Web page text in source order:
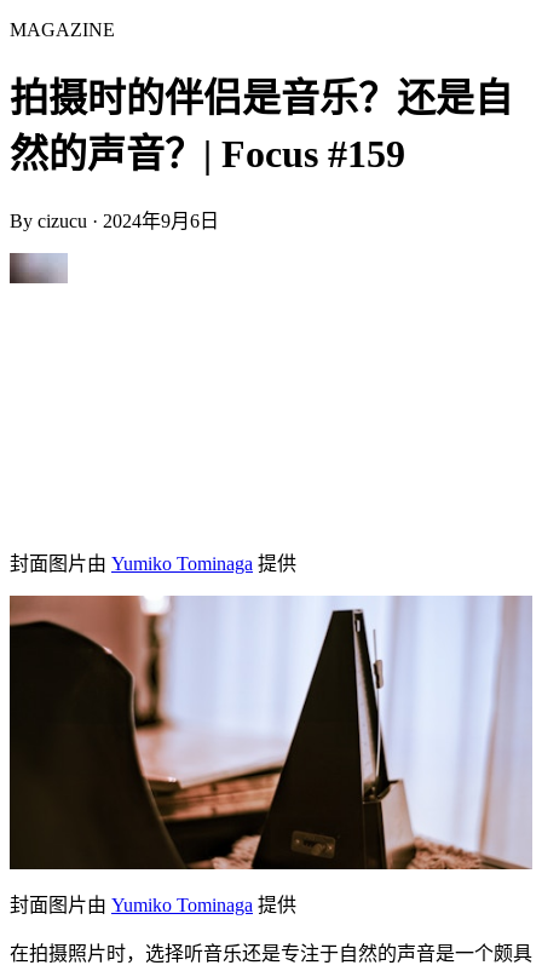
MAGAZINE
拍摄时的伴侣是音乐？还是自
然的声音？| Focus #159
By cizucu · 2024年9月6日
封面图片由 Yumiko Tominaga 提供
封面图片由 Yumiko Tominaga 提供
在拍摄照片时，选择听音乐还是专注于自然的声音是一个颇具